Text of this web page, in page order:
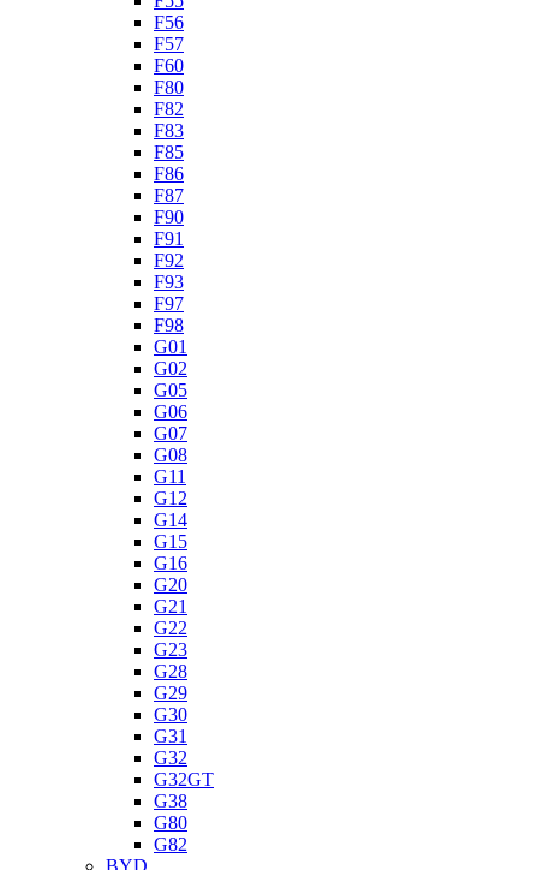
F56
F57
F60
F80
F82
F83
F85
F86
F87
F90
F91
F92
F93
F97
F98
G01
G02
G05
G06
G07
G08
G11
G12
G14
G15
G16
G20
G21
G22
G23
G28
G29
G30
G31
G32
G32GT
G38
G80
G82